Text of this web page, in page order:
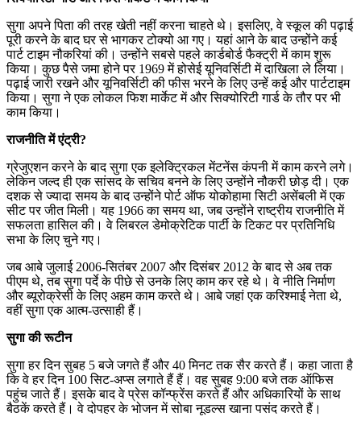
सुगा अपने पिता की तरह खेती नहीं करना चाहते थे। इसलिए, वे स्कूल की पढ़ाई
पूरी करने के बाद घर से भागकर टोक्यो आ गए। यहां आने के बाद उन्होंने कई
पार्ट टाइम नौकरियां की। उन्होंने सबसे पहले कार्डबोर्ड फैक्ट्री में काम शुरू
किया। कुछ पैसे जमा होने पर 1969 में होसेई यूनिवर्सिटी में दाखिला ले लिया।
पढ़ाई जारी रखने और यूनिवर्सिटी की फीस भरने के लिए उन्हें कई और पार्टटाइम
किया। सुगा ने एक लोकल फिश मार्केट में और सिक्योरिटी गार्ड के तौर पर भी
काम किया।
राजनीति में एंट्री?
ग्रेजुएशन करने के बाद सुगा एक इलेक्ट्रिकल मेंटनेंस कंपनी में काम करने लगे।
लेकिन जल्द ही एक सांसद के सचिव बनने के लिए उन्होंने नौकरी छोड़ दी। एक
दशक से ज्यादा समय के बाद उन्होंने पोर्ट ऑफ योकोहामा सिटी असेंबली में एक
सीट पर जीत मिली। यह 1966 का समय था, जब उन्होंने राष्ट्रीय राजनीति में
सफलता हासिल की। वे लिबरल डेमोक्रेटिक पार्टी के टिकट पर प्रतिनिधि
सभा के लिए चुने गए।
जब आबे जुलाई 2006-सितंबर 2007 और दिसंबर 2012 के बाद से अब तक
पीएम थे, तब सुगा पर्दे के पीछे से उनके लिए काम कर रहे थे। वे नीति निर्माण
और ब्यूरोक्रेसी के लिए अहम काम करते थे। आबे जहां एक करिश्माई नेता थे,
वहीं सुगा एक आत्म-उत्साही हैं।
सुगा की रूटीन
सुगा हर दिन सुबह 5 बजे जगते हैं और 40 मिनट तक सैर करते हैं। कहा जाता है
कि वे हर दिन 100 सिट-अप्स लगाते हैं हैं। वह सुबह 9:00 बजे तक ऑफिस
पहुंच जाते हैं। इसके बाद वे प्रेस कॉन्फ्रेंस करते हैं और अधिकारियों के साथ
बैठकें करते हैं। वे दोपहर के भोजन में सोबा नूडल्स खाना पसंद करते हैं।